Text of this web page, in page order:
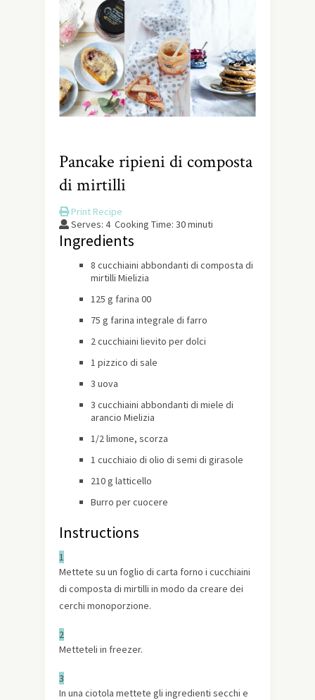
Pancake ripieni di composta
di mirtilli
Print Recipe
Serves: 4 Cooking Time: 30 minuti
Ingredients
8 cucchiaini abbondanti di composta di
mirtilli Mielizia
125 g farina 00
75 g farina integrale di farro
2 cucchiaini lievito per dolci
1 pizzico di sale
3 uova
3 cucchiaini abbondanti di miele di
arancio Mielizia
1/2 limone, scorza
1 cucchiaio di olio di semi di girasole
210 g latticello
Burro per cuocere
Instructions
1
Mettete su un foglio di carta forno i cucchiaini
di composta di mirtilli in modo da creare dei
cerchi monoporzione.
2
Metteteli in freezer.
3
In una ciotola mettete gli ingredienti secchi e